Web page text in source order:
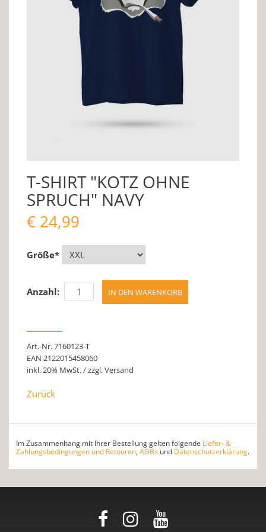
T-SHIRT "KOTZ OHNE
SPRUCH" NAVY
€ 24,99
Größe*
Anzahl:
Art.-Nr. 7160123-T
EAN 2122015458060
inkl. 20% MwSt. / zzgl. Versand
Zurück
Im Zusammenhang mit Ihrer Bestellung gelten folgende Liefer- &
Zahlungsbedingungen und Retouren, AGBs und Datenschutzerklärung.